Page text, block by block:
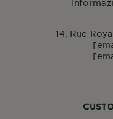
14, Rue